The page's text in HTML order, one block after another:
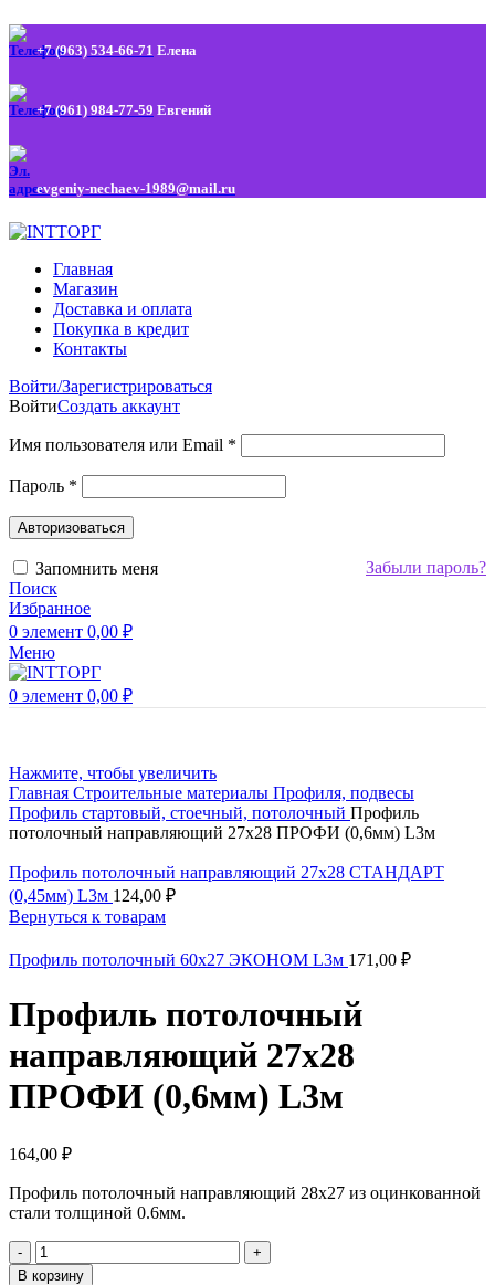
+7 (963) 534-66-71 Елена
+7 (961) 984-77-59 Евгений
evgeniy-nechaev-1989@mail.ru
Главная
Магазин
Доставка и оплата
Покупка в кредит
Контакты
Войти/Зарегистрироваться
ВойтиСоздать аккаунт
Имя пользователя или Email *
Пароль *
Авторизоваться
Забыли пароль?
Запомнить меня
Поиск
Избранное
0 элемент 0,00 ₽
Меню
0 элемент 0,00 ₽
Нажмите, чтобы увеличить
Главная Строительные материалы Профиля, подвесы
Профиль стартовый, стоечный, потолочный Профиль
потолочный направляющий 27х28 ПРОФИ (0,6мм) L3м
Профиль потолочный направляющий 27х28 СТАНДАРТ
(0,45мм) L3м 124,00 ₽
Вернуться к товарам
Профиль потолочный 60х27 ЭКОНОМ L3м 171,00 ₽
Профиль потолочный
направляющий 27х28
ПРОФИ (0,6мм) L3м
164,00 ₽
Профиль потолочный направляющий 28х27 из оцинкованной
стали толщиной 0.6мм.
В корзину